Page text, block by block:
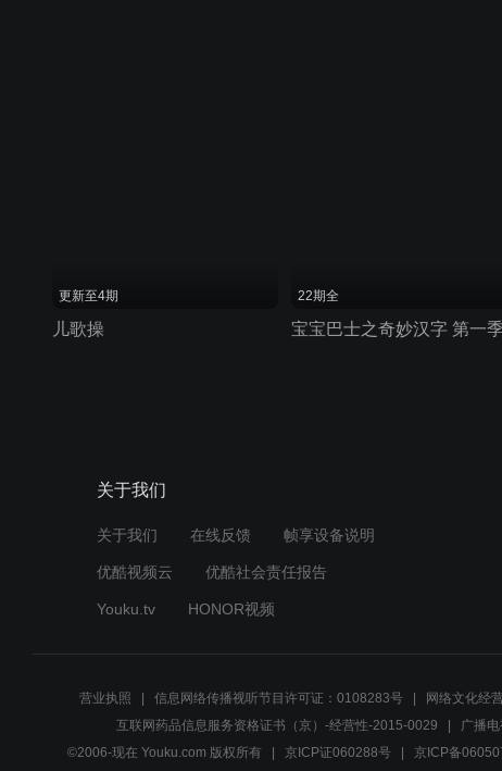
更新至4期
儿歌操
22期全
宝宝巴士之奇妙汉字 第一
关于我们
关于我们 在线反馈 帧享设备说明
优酷视频云 优酷社会责任报告
Youku.tv HONOR视频
营业执照 信息网络传播视听节目许可证：0108283号 网络文化经
互联网药品信息服务资格证书（京）-经营性-2015-0029
广播
©2006-现在 Youku.com 版权所有
京ICP证060288号 京ICP备